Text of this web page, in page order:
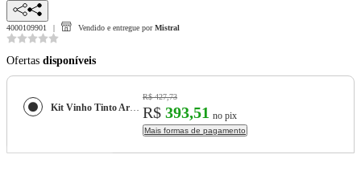
4000109901 Vendido e entregue por Mistral
Ofertas disponíveis
Kit Vinho Tinto Argentino Alamos Malbec 2025 + 2 Taças Riedel 001
R$ 427,73
R$ 393,51 no pix
Mais formas de pagamento